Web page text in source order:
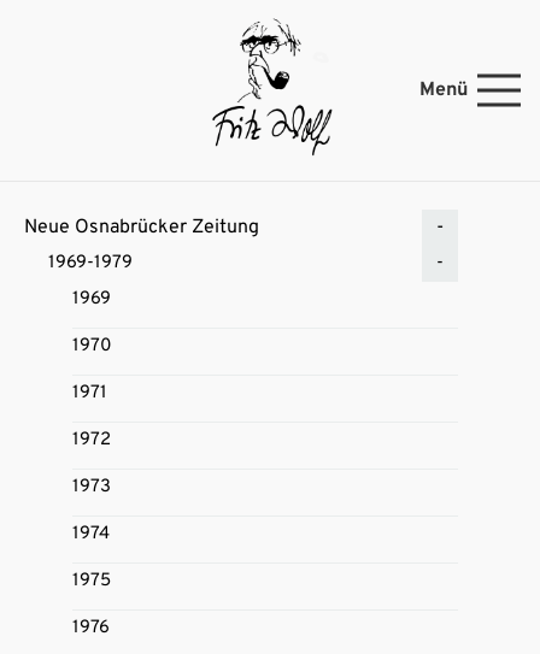
Menü
Neue Osnabrücker Zeitung
1969-1979
1969
1970
1971
1972
1973
1974
1975
1976